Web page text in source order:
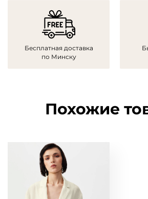
Бесплатная доставка
по Минску
Похожие